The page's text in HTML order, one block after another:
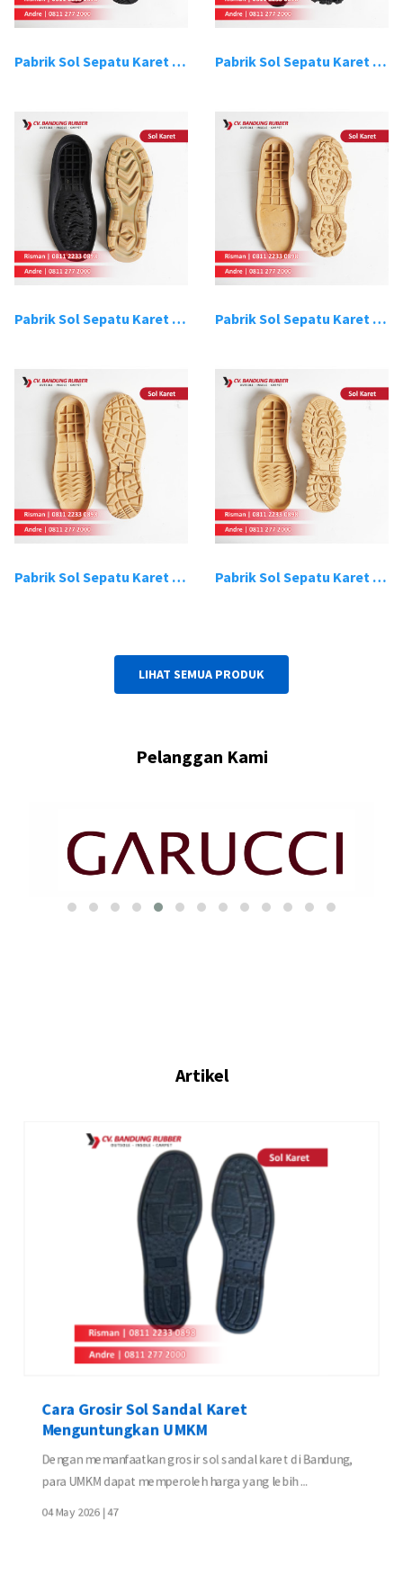
Pabrik Sol Sepatu Karet Bandung 15 Pabrik Sol Sepatu Karet Bandung 16
Pabrik Sol Sepatu Karet Bandung 17 Pabrik Sol Sepatu Karet Bandung 18
Pabrik Sol Sepatu Karet Bandung 19 Pabrik Sol Sepatu Karet Bandung 20
LIHAT SEMUA PRODUK
Pelanggan Kami
Artikel
Cara Grosir Sol Sandal Karet
Menguntungkan UMKM
Dengan memanfaatkan grosir sol sandal karet di Bandung,
para UMKM dapat memperoleh harga yang lebih ...
04 May 2026 |47